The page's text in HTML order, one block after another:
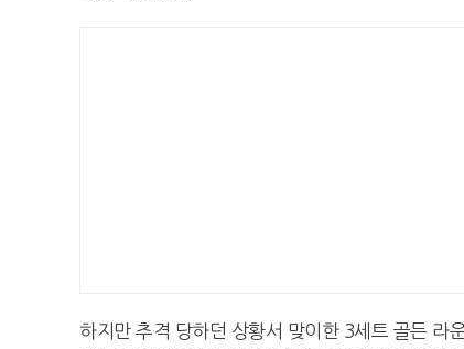
하지만 추격 당하던 상황서 맞이한 3세트 골든 라